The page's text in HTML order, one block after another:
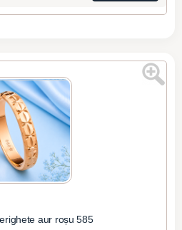
aur roșu 585